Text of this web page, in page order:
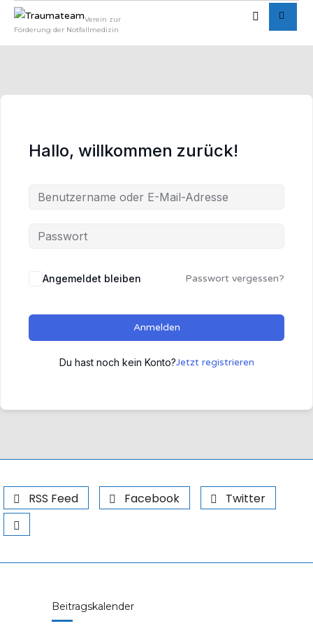
Verein zur
Förderung der Notfallmedizin
Hallo, willkommen zurück!
Angemeldet bleiben Passwort vergessen?
Anmelden
Du hast noch kein Konto?Jetzt registrieren
RSS Feed Facebook Twitter
Beitragskalender